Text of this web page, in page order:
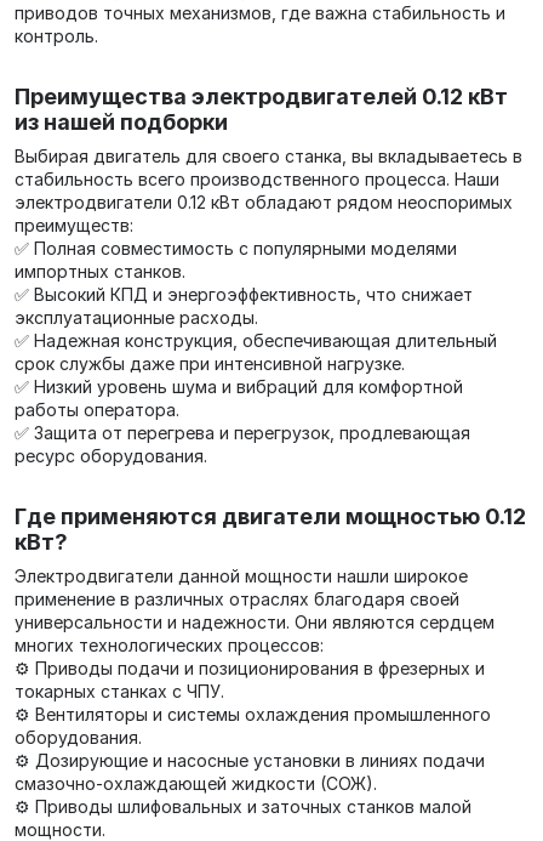
приводов точных механизмов, где важна стабильность и
контроль.
Преимущества электродвигателей 0.12 кВт
из нашей подборки
Выбирая двигатель для своего станка, вы вкладываетесь в
стабильность всего производственного процесса. Наши
электродвигатели 0.12 кВт обладают рядом неоспоримых
преимуществ:
✅ Полная совместимость с популярными моделями
импортных станков.
✅ Высокий КПД и энергоэффективность, что снижает
эксплуатационные расходы.
✅ Надежная конструкция, обеспечивающая длительный
срок службы даже при интенсивной нагрузке.
✅ Низкий уровень шума и вибраций для комфортной
работы оператора.
✅ Защита от перегрева и перегрузок, продлевающая
ресурс оборудования.
Где применяются двигатели мощностью 0.12
кВт?
Электродвигатели данной мощности нашли широкое
применение в различных отраслях благодаря своей
универсальности и надежности. Они являются сердцем
многих технологических процессов:
⚙️ Приводы подачи и позиционирования в фрезерных и
токарных станках с ЧПУ.
⚙️ Вентиляторы и системы охлаждения промышленного
оборудования.
⚙️ Дозирующие и насосные установки в линиях подачи
смазочно-охлаждающей жидкости (СОЖ).
⚙️ Приводы шлифовальных и заточных станков малой
мощности.